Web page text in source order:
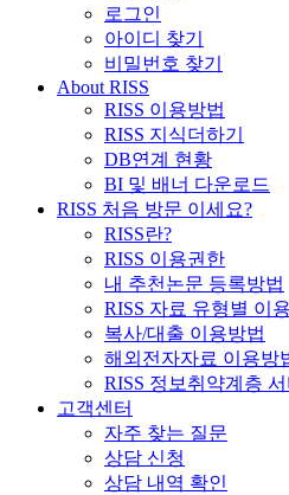
로그인
아이디 찾기
비밀번호 찾기
About RISS
RISS 이용방법
RISS 지식더하기
DB연계 현황
BI 및 배너 다운로드
RISS 처음 방문 이세요?
RISS란?
RISS 이용권한
내 추천논문 등록방법
RISS 자료 유형별 이
복사/대출 이용방법
해외전자자료 이용방
RISS 정보취약계층
고객센터
자주 찾는 질문
상담 신청
상담 내역 확인